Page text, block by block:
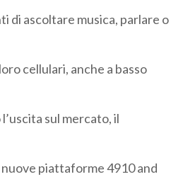
di ascoltare musica, parlare o
cellulari, anche a basso
sul mercato, il
piattaforme 4910 and